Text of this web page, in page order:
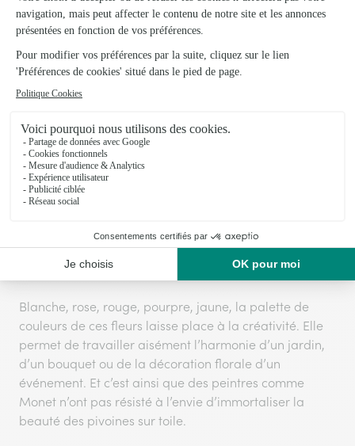
confectionner le bouquet de la mariée. Mais elles sont
aussi très appréciées pour transmettre ses
à l’occasion d’une date d’anniversaire
de lafête des Mères. Ainsi, la livraison d’un bouquet
de pivoines ou d’une composition florale mettant en
vedette la pivoine est toujours un grand succès !
Le printemps : la saison des pivoines
La floraison des pivoines a lieu entre le mois d’avril et
de juin. Et c’est la période idéale pour confectionner
feuillage imposant font des pivoines des fleurs très
attendues dans les jardins et en boutique chez les
fleuristes.
Blanche, rose, rouge, pourpre, jaune, la palette de
couleurs de ces fleurs laisse place à la créativité. Elle
permet de travailler aisément l’harmonie d’un jardin,
d’un bouquet ou de la décoration florale d’un
événement. Et c’est ainsi que des peintres comme
Monet n’ont pas résisté à l’envie d’immortaliser la
beauté des pivoines sur toile.